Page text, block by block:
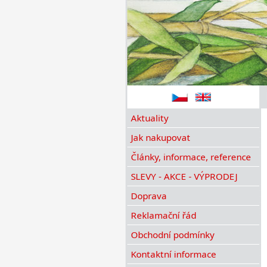
Aktuality
Jak nakupovat
Články, informace, reference
SLEVY - AKCE - VÝPRODEJ
Doprava
Reklamační řád
Obchodní podmínky
Kontaktní informace